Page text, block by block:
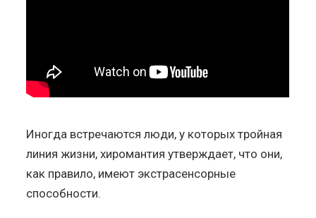
Иногда встречаются люди, у которых тройная
линия жизни, хиромантия утверждает, что они,
как правило, имеют экстрасенсорные
способности.